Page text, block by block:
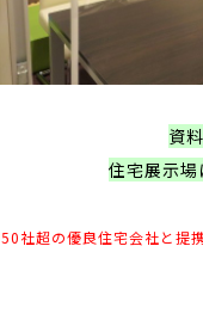
資
住宅展示
50社超の優良住宅会社と提